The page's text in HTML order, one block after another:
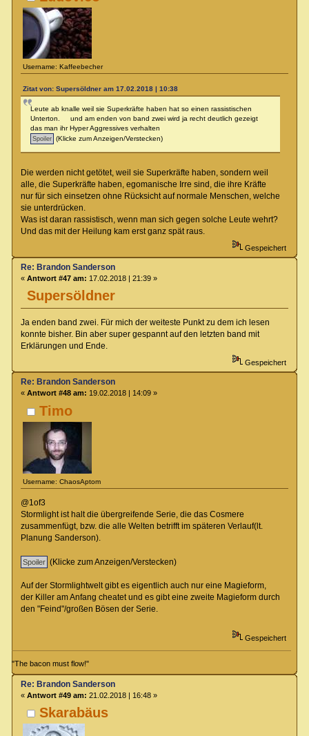
Username: Kaffeebecher
Zitat von: Supersöldner am 17.02.2018 | 10:38
Leute ab knalle weil sie Superkräfte haben hat so einen rassistischen
Unterton. und am enden von band zwei wird ja recht deutlich gezeigt
das man ihr Hyper Aggressives verhalten
(Klicke zum Anzeigen/Verstecken)
Die werden nicht getötet, weil sie Superkräfte haben, sondern weil
alle, die Superkräfte haben, egomanische Irre sind, die ihre Kräfte
nur für sich einsetzen ohne Rücksicht auf normale Menschen, welche
sie unterdrücken.
Was ist daran rassistisch, wenn man sich gegen solche Leute wehrt?
Und das mit der Heilung kam erst ganz spät raus.
Gespeichert
Supersöldner
Re: Brandon Sanderson
« Antwort #47 am: 17.02.2018 | 21:39 »
Ja enden band zwei. Für mich der weiteste Punkt zu dem ich lesen
konnte bisher. Bin aber super gespannt auf den letzten band mit
Erklärungen und Ende.
Gespeichert
Timo
Username: ChaosAptom
Re: Brandon Sanderson
« Antwort #48 am: 19.02.2018 | 14:09 »
@1of3
Stormlight ist halt die übergreifende Serie, die das Cosmere
zusammenfügt, bzw. die alle Welten betrifft im späteren Verlauf(lt.
Planung Sanderson).
(Klicke zum Anzeigen/Verstecken)
Auf der Stormlightwelt gibt es eigentlich auch nur eine Magieform,
der Killer am Anfang cheatet und es gibt eine zweite Magieform durch
den "Feind"/großen Bösen der Serie.
Gespeichert
"The bacon must flow!"
Skarabäus
Re: Brandon Sanderson
« Antwort #49 am: 21.02.2018 | 16:48 »